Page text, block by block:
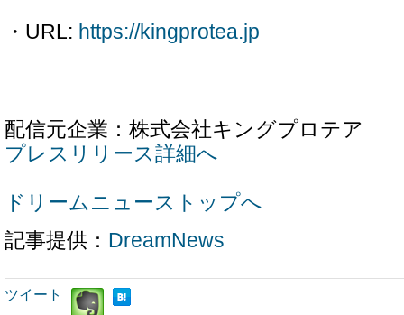
・URL: https://kingprotea.jp
配信元企業：株式会社キングプロテア
プレスリリース詳細へ
ドリームニューストップへ
記事提供： DreamNews
ツイート